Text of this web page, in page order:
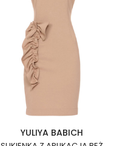
YULIYA BABICH